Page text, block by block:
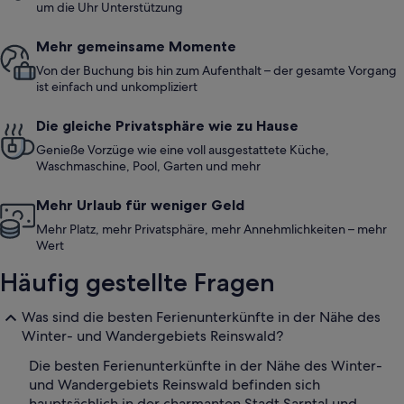
um die Uhr Unterstützung
Mehr gemeinsame Momente
Von der Buchung bis hin zum Aufenthalt – der gesamte Vorgang
ist einfach und unkompliziert
Die gleiche Privatsphäre wie zu Hause
Genieße Vorzüge wie eine voll ausgestattete Küche,
Waschmaschine, Pool, Garten und mehr
Mehr Urlaub für weniger Geld
Mehr Platz, mehr Privatsphäre, mehr Annehmlichkeiten – mehr
Wert
Häufig gestellte Fragen
Was sind die besten Ferienunterkünfte in der Nähe des
Winter- und Wandergebiets Reinswald?
Die besten Ferienunterkünfte in der Nähe des Winter-
und Wandergebiets Reinswald befinden sich